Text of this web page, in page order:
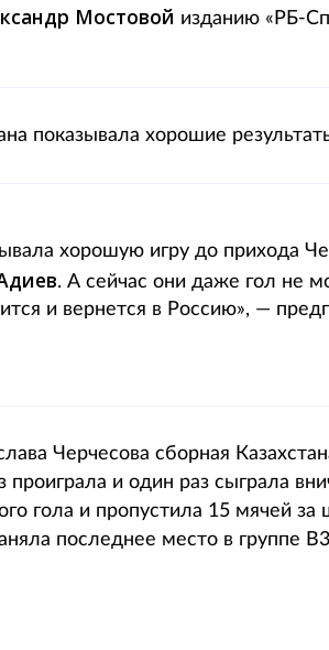
Мостовой изданию «РБ-
показывала хорошие
хорошую игру до прихода
. А сейчас они даже гол не
и вернется в Россию», —
Черчесова сборная
проиграла и один раз сыграла
гола и пропустила 15 мячей за
последнее место в группе